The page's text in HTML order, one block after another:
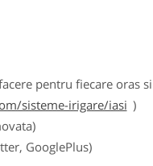
pentru fiecare oras
sisteme-irigare/iasi )
GooglePlus)